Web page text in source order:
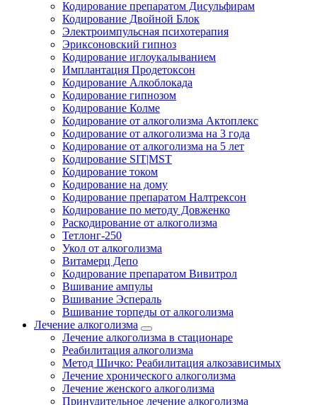
Кодирование препаратом Дисульфирам
Кодирование Двойной Блок
Электроимпульсная психотерапия
Эриксоновский гипноз
Кодирование иглоукалыванием
Имплантация Продетоксон
Кодирование Алкоблокада
Кодирование гипнозом
Кодирование Колме
Кодирование от алкоголизма Актоплекс
Кодирование от алкоголизма на 3 года
Кодирование от алкоголизма на 5 лет
Кодирование SIT|MST
Кодирование током
Кодирование на дому
Кодирование препаратом Налтрексон
Кодирование по методу Довженко
Раскодирование от алкоголизма
Тетлонг-250
Укол от алкоголизма
Витамерц Депо
Кодирование препаратом Вивитрол
Вшивание ампулы
Вшивание Эспераль
Вшивание торпеды от алкоголизма
Лечение алкоголизма
Лечение алкоголизма в стационаре
Реабилитация алкоголизма
Метод Шичко: Реабилитация алкозависимых
Лечение хронического алкоголизма
Лечение женского алкоголизма
Принудительное лечение алкоголизма